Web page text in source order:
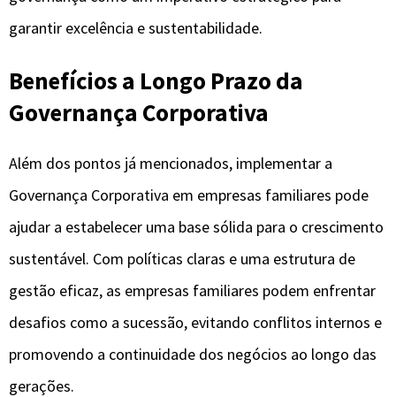
garantir excelência e sustentabilidade.
Benefícios a Longo Prazo da
Governança Corporativa
Além dos pontos já mencionados, implementar a
Governança Corporativa em empresas familiares pode
ajudar a estabelecer uma base sólida para o crescimento
sustentável. Com políticas claras e uma estrutura de
gestão eficaz, as empresas familiares podem enfrentar
desafios como a sucessão, evitando conflitos internos e
promovendo a continuidade dos negócios ao longo das
gerações.